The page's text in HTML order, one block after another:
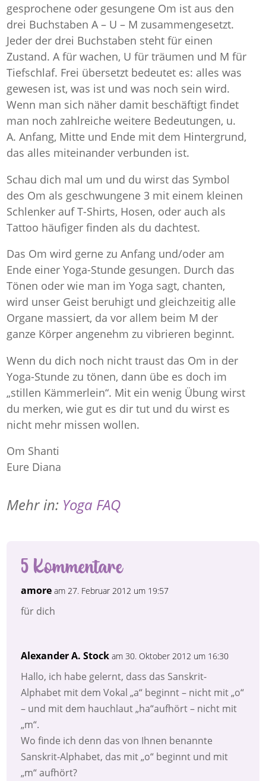
gesprochene oder gesungene Om ist aus den
drei Buchstaben A – U – M zusammengesetzt.
Jeder der drei Buchstaben steht für einen
Zustand. A für wachen, U für träumen und M für
Tiefschlaf. Frei übersetzt bedeutet es: alles was
gewesen ist, was ist und was noch sein wird.
Wenn man sich näher damit beschäftigt findet
man noch zahlreiche weitere Bedeutungen, u.
A. Anfang, Mitte und Ende mit dem Hintergrund,
das alles miteinander verbunden ist.
Schau dich mal um und du wirst das Symbol
des Om als geschwungene 3 mit einem kleinen
Schlenker auf T-Shirts, Hosen, oder auch als
Tattoo häufiger finden als du dachtest.
Das Om wird gerne zu Anfang und/oder am
Ende einer Yoga-Stunde gesungen. Durch das
Tönen oder wie man im Yoga sagt, chanten,
wird unser Geist beruhigt und gleichzeitig alle
Organe massiert, da vor allem beim M der
ganze Körper angenehm zu vibrieren beginnt.
Wenn du dich noch nicht traust das Om in der
Yoga-Stunde zu tönen, dann übe es doch im
„stillen Kämmerlein“. Mit ein wenig Übung wirst
du merken, wie gut es dir tut und du wirst es
nicht mehr missen wollen.
Om Shanti
Eure Diana
Mehr in: Yoga FAQ
5 Kommentare
amore am 27. Februar 2012 um 19:57
für dich
Alexander A. Stock am 30. Oktober 2012 um 16:30
Hallo, ich habe gelernt, dass das Sanskrit-
Alphabet mit dem Vokal „a“ beginnt – nicht mit „o“
– und mit dem hauchlaut „ha“aufhört – nicht mit
„m“.
Wo finde ich denn das von Ihnen benannte
Sanskrit-Alphabet, das mit „o“ beginnt und mit
„m“ aufhört?